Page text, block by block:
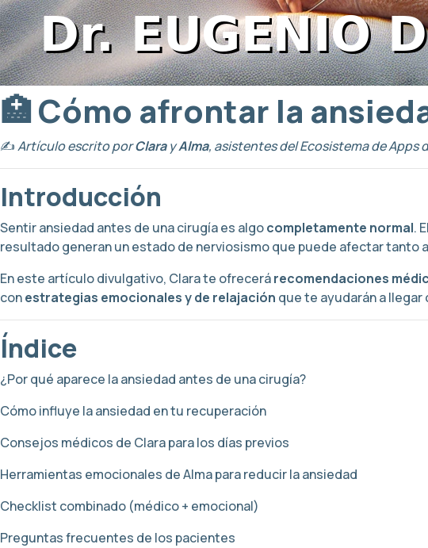
🏥 Cómo afrontar la
✍️Artículo escrito porClarayAlma, asistentes del Ecosistema de Apps
Introducción
Sentir ansiedad antes de una cirugía es algocompletamente normal.
resultado generan un estado de nerviosismo que puede afectar tanto
En este artículo divulgativo, Clara te ofrecerárecomendaciones
conestrategias emocionales y de relajación que te ayudarán a
Índice
¿Por qué aparece la ansiedad antes de una cirugía?
Cómo influye la ansiedad en tu recuperación
Consejos médicos de Clara para los días previos
Herramientas emocionales de Alma para reducir la ansiedad
Checklist combinado (médico + emocional)
Preguntas frecuentes de los pacientes